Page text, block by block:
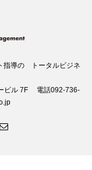
指導の トータルビジネ
ビル 7F 電話092-736-